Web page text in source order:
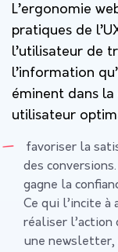
L’ergonomie
pratiques de
l’utilisateur de
l’information
éminent dans la
utilisateur
favoriser la
des
gagne la
Ce qui l’incite
réaliser l’action
une